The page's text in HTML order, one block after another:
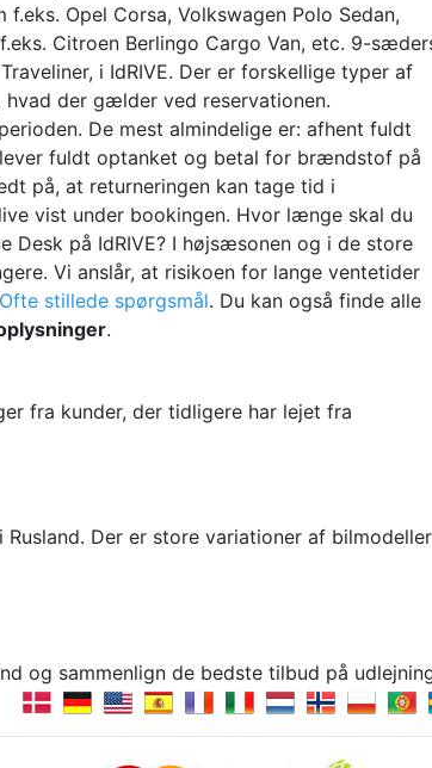
Opel Corsa, Volkswagen Polo Sedan,
Citroen Berlingo Cargo Van, etc. 9-
i IdRIVE. Der er forskellige typer af
der gælder ved reservationen.
De mest almindelige er: afhent fuldt
fuldt optanket og betal for brændstof på
på, at returneringen kan tage tid i
vist under bookingen. Hvor længe skal du
Desk på IdRIVE? I højsæsonen og i de store
Vi anslår, at risikoen for lange ventetider
Ofte stillede spørgsmål. Du kan også finde alle
.
fra kunder, der tidligere har lejet fra
Der er store variationer af bilmodeller
og sammenlign de bedste tilbud på